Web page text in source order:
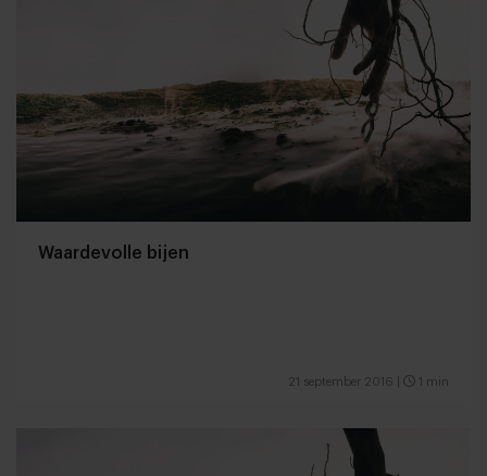
Waardevolle bijen
21 september 2016 1 min